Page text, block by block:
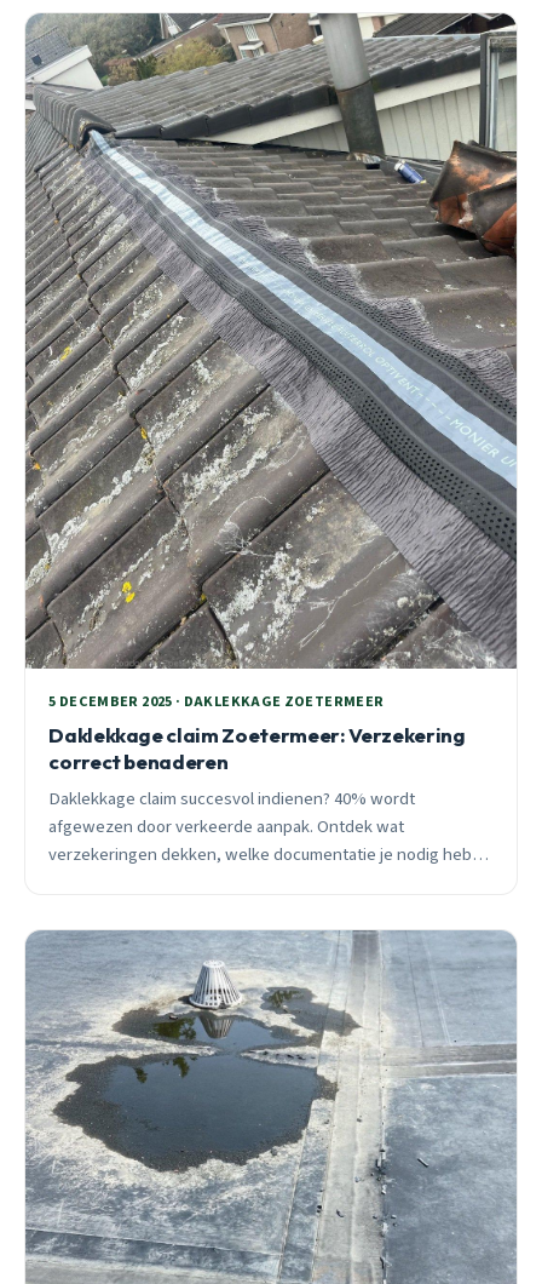
5 DECEMBER 2025 · DAKLEKKAGE ZOETERMEER
Daklekkage claim Zoetermeer: Verzekering
correct benaderen
Daklekkage claim succesvol indienen? 40% wordt
afgewezen door verkeerde aanpak. Ontdek wat
verzekeringen dekken, welke documentatie je nodig hebt,